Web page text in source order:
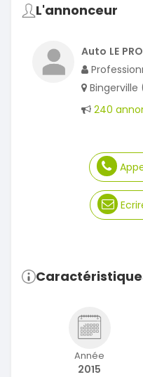
L'annonceur
Auto LE PRO
Bingerville
240
Année
2015